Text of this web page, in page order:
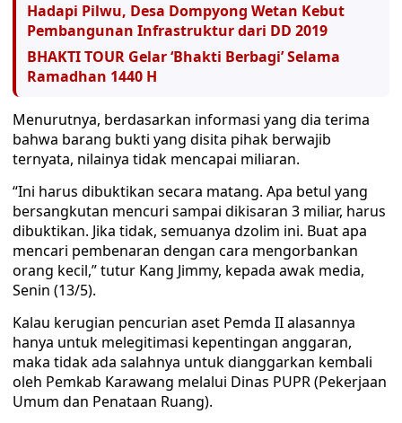
Hadapi Pilwu, Desa Dompyong Wetan Kebut
Pembangunan Infrastruktur dari DD 2019
BHAKTI TOUR Gelar ‘Bhakti Berbagi’ Selama
Ramadhan 1440 H
Menurutnya, berdasarkan informasi yang dia terima
bahwa barang bukti yang disita pihak berwajib
ternyata, nilainya tidak mencapai miliaran.
“Ini harus dibuktikan secara matang. Apa betul yang
bersangkutan mencuri sampai dikisaran 3 miliar, harus
dibuktikan. Jika tidak, semuanya dzolim ini. Buat apa
mencari pembenaran dengan cara mengorbankan
orang kecil,” tutur Kang Jimmy, kepada awak media,
Senin (13/5).
Kalau kerugian pencurian aset Pemda II alasannya
hanya untuk melegitimasi kepentingan anggaran,
maka tidak ada salahnya untuk dianggarkan kembali
oleh Pemkab Karawang melalui Dinas PUPR (Pekerjaan
Umum dan Penataan Ruang).